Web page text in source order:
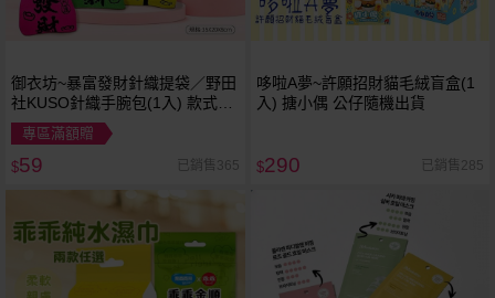
御衣坊~暴富發財針織提袋／野田
社KUSO針織手腕包(1入) 款式可
選
專區滿額贈
$59 已銷售365
哆啦A夢~許願招財貓毛絨盲盒(1
入) 搪小偶 公仔隨機出貨
$290 已銷售285